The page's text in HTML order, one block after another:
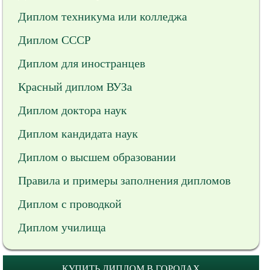
Диплом техникума или колледжа
Диплом СССР
Диплом для иностранцев
Красный диплом ВУЗа
Диплом доктора наук
Диплом кандидата наук
Диплом о высшем образовании
Правила и примеры заполнения дипломов
Диплом с проводкой
Диплом училища